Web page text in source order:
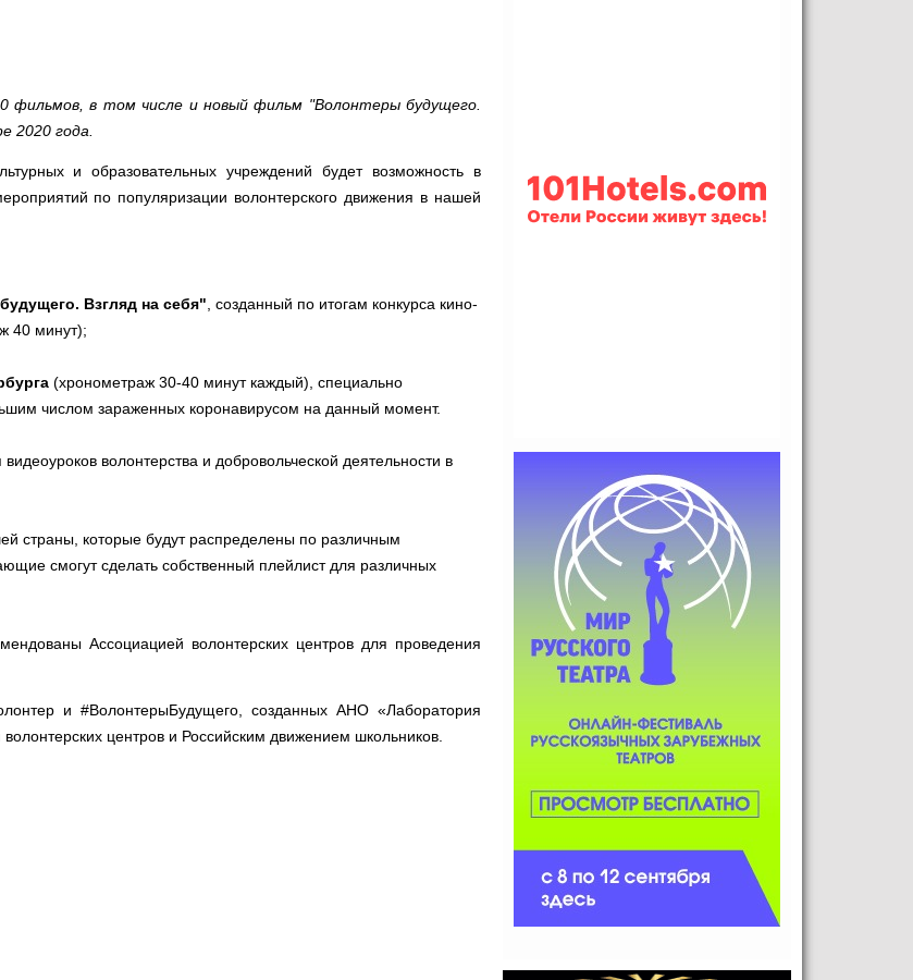
в том числе и новый фильм "Волонтеры будущего.
2020 года.
и образовательных учреждений будет возможность в
по популяризации волонтерского движения в нашей
Взгляд на себя" , созданный по итогам конкурса кино-
40 минут);
(хронометраж 30-40 минут каждый), специально
числом зараженных коронавирусом на данный момент.
волонтерства и добровольческой деятельности в
страны, которые будут распределены по различным
смогут сделать собственный плейлист для различных
Ассоциацией волонтерских центров для проведения
и #ВолонтерыБудущего, созданных АНО «Лаборатория
центров и Российским движением школьников.